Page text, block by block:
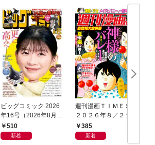
ビッグコミック 2026
年16号（2026年8月7
日発売）
510
新着
週刊漫画ＴＩＭＥＳ
２０２６年８／２１・
２８合併号
385
新着